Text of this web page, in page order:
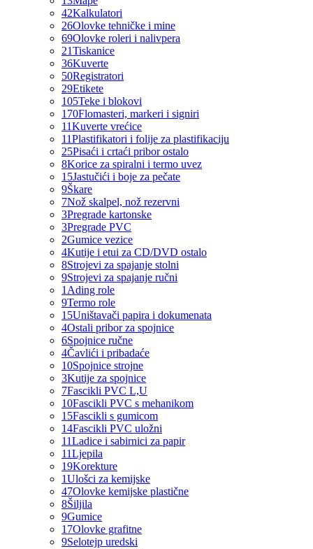
42Kalkulatori
26Olovke tehničke i mine
69Olovke roleri i nalivpera
21Tiskanice
36Kuverte
50Registratori
29Etikete
105Teke i blokovi
170Flomasteri, markeri i signiri
11Kuverte vrećice
11Plastifikatori i folije za plastifikaciju
25Pisaći i crtaći pribor ostalo
8Korice za spiralni i termo uvez
15Jastučići i boje za pečate
9Škare
7Nož skalpel, nož rezervni
3Pregrade kartonske
3Pregrade PVC
2Gumice vezice
4Kutije i etui za CD/DVD ostalo
8Strojevi za spajanje stolni
9Strojevi za spajanje ručni
1 Ading role
9Termo role
15Uništavači papira i dokumenata
4Ostali pribor za spojnice
6Spojnice ručne
4Čavlići i pribadaće
10Spojnice strojne
3Kutije za spojnice
7Fascikli PVC L,U
10Fascikli PVC s mehanikom
15Fascikli s gumicom
14Fascikli PVC uložni
11Ladice i sabirnici za papir
11Ljepila
19Korekture
1Ulošci za kemijske
47Olovke kemijske plastične
8Šiljila
9Gumice
17Olovke grafitne
9Selotejp uredski